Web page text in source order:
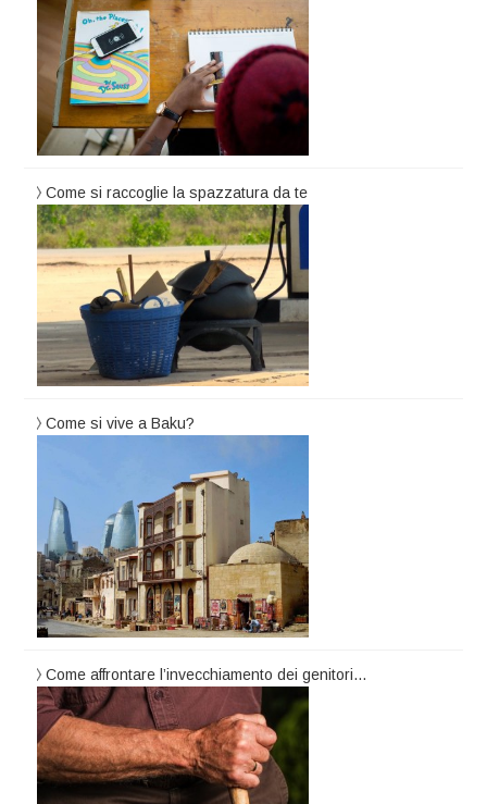
Come si raccoglie la spazzatura da te
Come si vive a Baku?
Come affrontare l’invecchiamento dei genitori…